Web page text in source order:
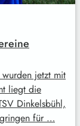
jetzt mit
liegt die
Dinkelsbühl,
für …